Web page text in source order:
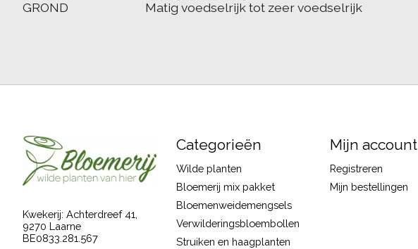
GROND
Matig voedselrijk tot zeer voedselrijk
Kwekerij: Achterdreef 41,
9270 Laarne
BE0833.281.567
Categorieën
Wilde planten
Bloemerij mix pakket
Bloemenweidemengsels
Verwilderingsbloembollen
Struiken en haagplanten
Mijn account
Registreren
Mijn bestellingen